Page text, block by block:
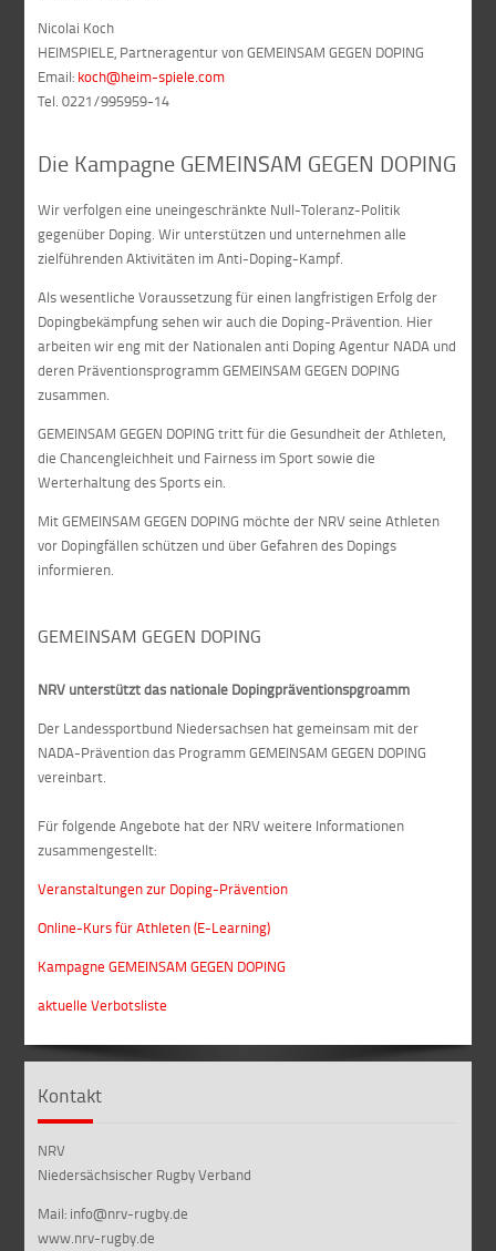
Nicolai Koch
HEIMSPIELE, Partneragentur von GEMEINSAM GEGEN DOPING
Email: koch@heim-spiele.com
Tel. 0221/995959-14
Die Kampagne GEMEINSAM GEGEN DOPING
Wir verfolgen eine uneingeschränkte Null-Toleranz-Politik
gegenüber Doping. Wir unterstützen und unternehmen alle
zielführenden Aktivitäten im Anti-Doping-Kampf.
Als wesentliche Voraussetzung für einen langfristigen Erfolg der
Dopingbekämpfung sehen wir auch die Doping-Prävention. Hier
arbeiten wir eng mit der Nationalen anti Doping Agentur NADA und
deren Präventionsprogramm GEMEINSAM GEGEN DOPING
zusammen.
GEMEINSAM GEGEN DOPING tritt für die Gesundheit der Athleten,
die Chancengleichheit und Fairness im Sport sowie die
Werterhaltung des Sports ein.
Mit GEMEINSAM GEGEN DOPING möchte der NRV seine Athleten
vor Dopingfällen schützen und über Gefahren des Dopings
informieren.
GEMEINSAM GEGEN DOPING
NRV unterstützt das nationale Dopingpräventionspgroamm
Der Landessportbund Niedersachsen hat gemeinsam mit der
NADA-Prävention das Programm GEMEINSAM GEGEN DOPING
vereinbart.
Für folgende Angebote hat der NRV weitere Informationen
zusammengestellt:
Veranstaltungen zur Doping-Prävention
Online-Kurs für Athleten (E-Learning)
Kampagne GEMEINSAM GEGEN DOPING
aktuelle Verbotsliste
Kontakt
NRV
Niedersächsischer Rugby Verband
Mail: info@nrv-rugby.de
www.nrv-rugby.de